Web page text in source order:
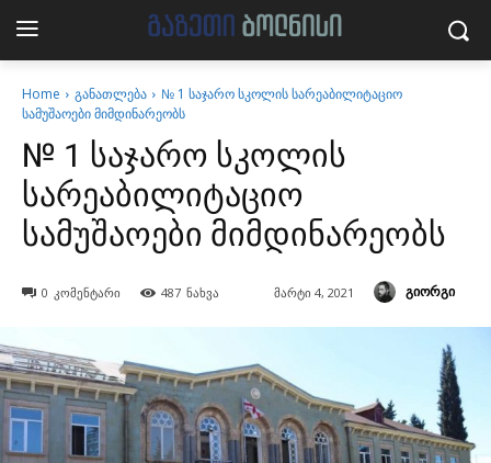
Home განათლება
№ 1 საჯარო სკოლის სარეაბილიტაციო
სამუშაოები მიმდინარეობს
№ 1 საჯარო სკოლის
სარეაბილიტაციო
სამუშაოები მიმდინარეობს
გიორგი
მარტი 4, 2021
0 კომენტარი 487 ნახვა